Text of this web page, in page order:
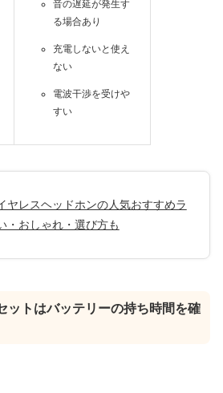
音の遅延が発生す
る場合あり
充電しないと使え
ない
電波干渉を受けや
すい
ヤレスヘッドホンの人気おすすめラ
・おしゃれ・選び方も
ットはバッテリーの持ち時間を確